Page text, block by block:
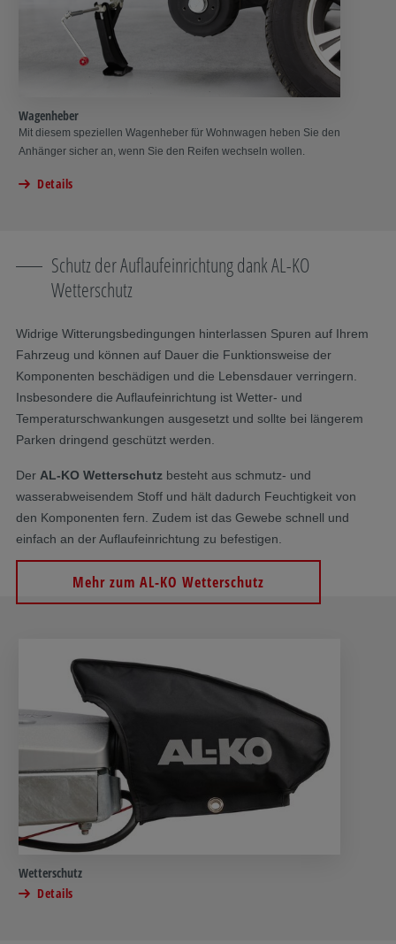
Wagenheber
Mit diesem speziellen Wagenheber für Wohnwagen heben Sie den
Anhänger sicher an, wenn Sie den Reifen wechseln wollen.
Details
Schutz der Auflaufeinrichtung dank AL-KO
Wetterschutz
Widrige Witterungsbedingungen hinterlassen Spuren auf Ihrem
Fahrzeug und können auf Dauer die Funktionsweise der
Komponenten beschädigen und die Lebensdauer verringern.
Insbesondere die Auflaufeinrichtung ist Wetter- und
Temperaturschwankungen ausgesetzt und sollte bei längerem
Parken dringend geschützt werden.
Der AL-KO Wetterschutz besteht aus schmutz- und
wasserabweisendem Stoff und hält dadurch Feuchtigkeit von
den Komponenten fern. Zudem ist das Gewebe schnell und
einfach an der Auflaufeinrichtung zu befestigen.
Mehr zum AL-KO Wetterschutz
Wetterschutz
Details